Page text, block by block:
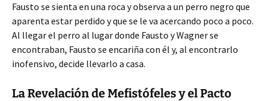
Fausto se sienta en una roca y observa a un perro negro que
aparenta estar perdido y que se le va acercando poco a poco.
Al llegar el perro al lugar donde Fausto y Wagner se
encontraban, Fausto se encariña con él y, al encontrarlo
inofensivo, decide llevarlo a casa.
La Revelación de Mefistófeles y el Pacto